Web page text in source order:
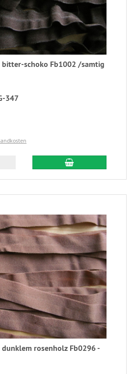
bitter-schoko Fb1002 /samtig
347
rosenholz Fb0296 -